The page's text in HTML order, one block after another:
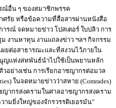
อื่น ๆ ของสมาชิกพรรค
ย หรือข้อความที่สื่อสารผ่านหนังสือ
รณ์ จดหมายข่าว โปสเตอร์ ใบปลิว การ
งานหาทุน งานแถลงข่าว ฯลฯ กิจกรรม
ผยต่อสาธารณะและที่สงวนไว้ภายใน
ญแห่งสหพันธ์นำไปใช้เป็นพยานหลัก
อย่างเช่น การเรียกอาชญากรต่อมวล
ในจดหมายข่าวว่าสหาย (Comrades)
ากรสงครามในศาลอาชญากรสงคราม
ามยิ่งใหญ่ของจักรวรรดิเยอรมัน”